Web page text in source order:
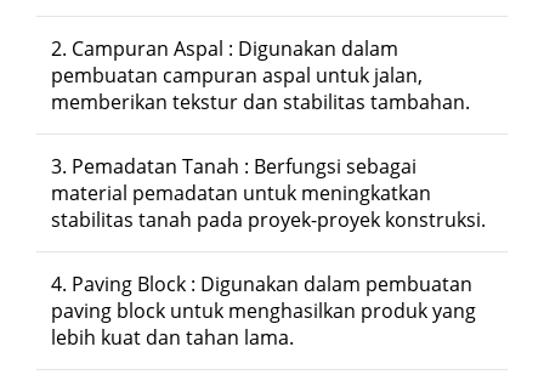
2. Campuran Aspal : Digunakan dalam
pembuatan campuran aspal untuk jalan,
memberikan tekstur dan stabilitas tambahan.
3. Pemadatan Tanah : Berfungsi sebagai
material pemadatan untuk meningkatkan
stabilitas tanah pada proyek-proyek konstruksi.
4. Paving Block : Digunakan dalam pembuatan
paving block untuk menghasilkan produk yang
lebih kuat dan tahan lama.